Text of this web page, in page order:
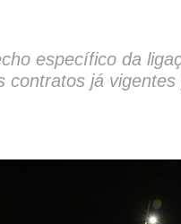
específico da
contratos já